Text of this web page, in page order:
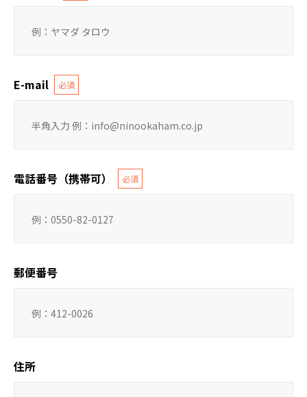
E-mail 必須
電話番号（携帯可） 必須
郵便番号
住所